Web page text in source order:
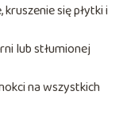
się płytki i
lub stłumionej
na wszystkich